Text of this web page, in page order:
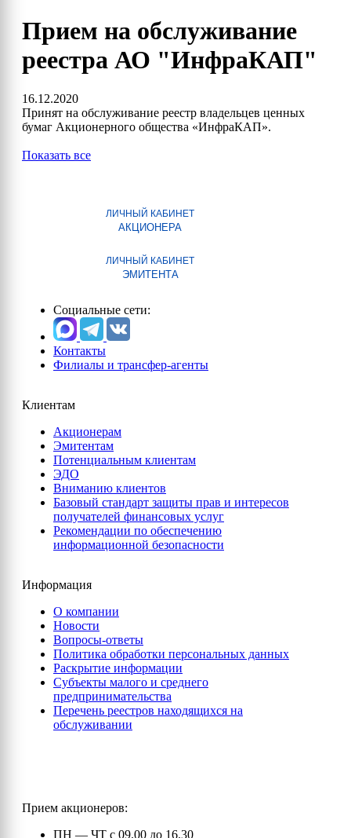
Прием на обслуживание
реестра АО "ИнфраКАП"
16.12.2020
Принят на обслуживание реестр владельцев ценных
бумаг Акционерного общества «ИнфраКАП».
Показать все
ЛИЧНЫЙ КАБИНЕТ
АКЦИОНЕРА
ЛИЧНЫЙ КАБИНЕТ
ЭМИТЕНТА
Социальные сети:
Контакты
Филиалы и трансфер-агенты
Клиентам
Акционерам
Эмитентам
Потенциальным клиентам
ЭДО
Вниманию клиентов
Базовый стандарт защиты прав и интересов
получателей финансовых услуг
Рекомендации по обеспечению
информационной безопасности
Информация
О компании
Новости
Вопросы-ответы
Политика обработки персональных данных
Раскрытие информации
Субъекты малого и среднего
предпринимательства
Перечень реестров находящихся на
обслуживании
Прием акционеров:
ПН — ЧТ с 09.00 до 16.30